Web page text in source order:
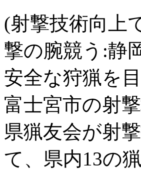
(射撃技術向上
撃の腕競う:静
安全な狩猟を
富士宮市の射
県猟友会が射
て、県内13の